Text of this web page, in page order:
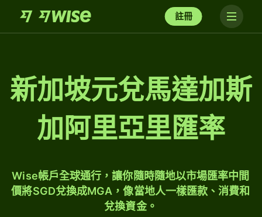
註冊
新加坡元兌馬達加斯
加阿里亞里匯率
Wise帳戶全球通行，讓你隨時隨地以市場匯率中間
價將SGD兌換成MGA，像當地人一樣匯款、消費和
兌換資金。